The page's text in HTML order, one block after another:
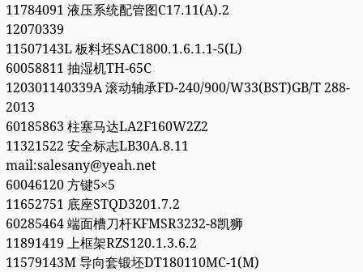
11784091 液压系统配管图C17.11(A).2
12070339
11507143L 板料坯SAC1800.1.6.1.1-5(L)
60058811 抽湿机TH-65C
120301140339A 滚动轴承FD-240/900/W33(BST)GB/T 288-
2013
60185863 柱塞马达LA2F160W2Z2
11321522 安全标志LB30A.8.11
mail:salesany@yeah.net
60046120 方键5×5
11652751 底座STQD3201.7.2
60285464 端面槽刀杆KFMSR3232-8凯狮
11891419 上框架RZS120.1.3.6.2
11579143M 导向套锻坯DT180110MC-1(M)